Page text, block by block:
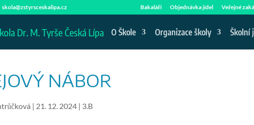
skola@zstyrsceskalipa.cz Bakaláři Objednávka jídel Veřejné
O Škole Organizace školy Školní
NÁBOR
| 21. 12. 2024 | 3.B